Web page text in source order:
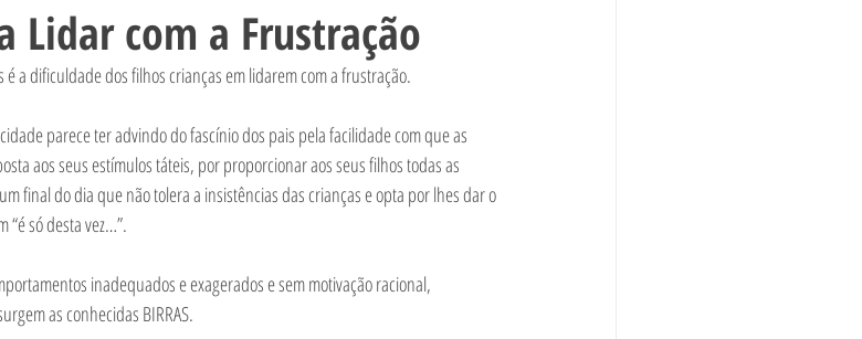
Lidar com a Frustração
a dificuldade dos filhos crianças em lidarem com a frustração.
parece ter advindo do fascínio dos pais pela facilidade com que as
aos seus estímulos táteis, por proporcionar aos seus filhos todas as
final do dia que não tolera a insistências das crianças e opta por lhes dar o
só desta vez…”.
inadequados e exagerados e sem motivação racional,
as conhecidas BIRRAS.